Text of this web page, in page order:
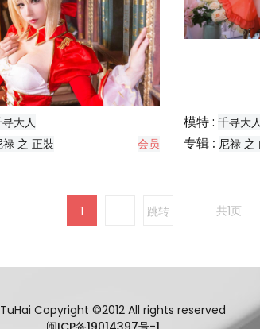
大人
禄 之 正裝 会员
模特 : 千寻大
专辑 : 尼禄 之
1 跳转 共1页
Copyright ©2012 All rights reserved